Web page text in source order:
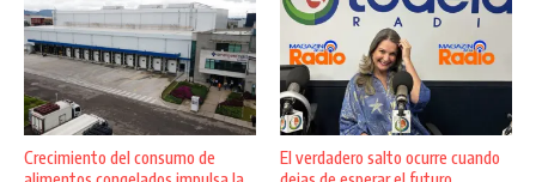
Crecimiento del consumo de
El verdadero salto ocurre cuando